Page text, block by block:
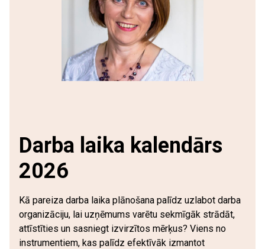
Darba laika kalendārs
2026
Kā pareiza darba laika plānošana palīdz uzlabot darba
organizāciju, lai uzņēmums varētu sekmīgāk strādāt,
attīstīties un sasniegt izvirzītos mērķus? Viens no
instrumentiem, kas palīdz efektīvāk izmantot